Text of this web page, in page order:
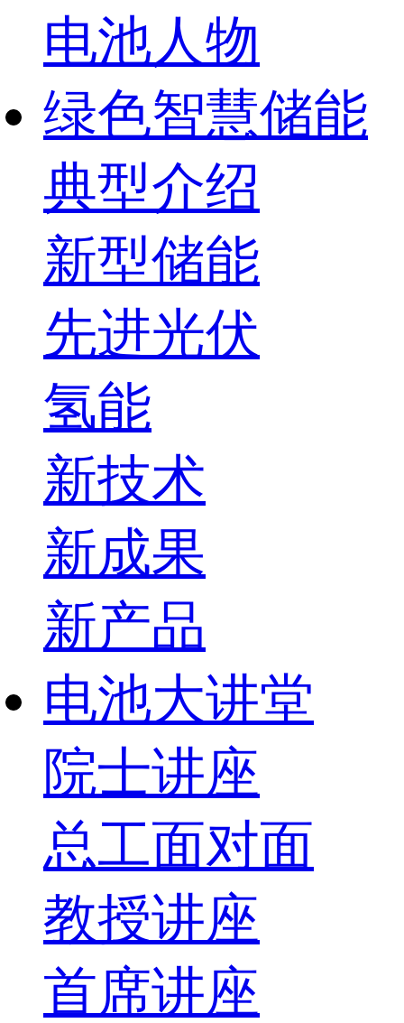
电池人物
绿色智慧储能
典型介绍
新型储能
先进光伏
氢能
新技术
新成果
新产品
电池大讲堂
院士讲座
总工面对面
教授讲座
首席讲座